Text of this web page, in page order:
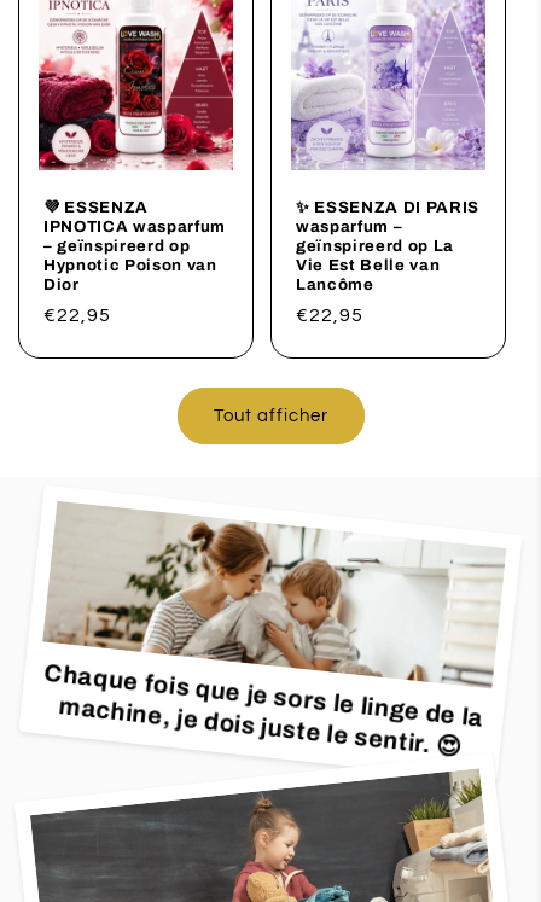
💜 ESSENZA
IPNOTICA wasparfum
– geïnspireerd op
Hypnotic Poison van
Dior
Prix
€22,95
✨ ESSENZA DI PARIS
wasparfum –
geïnspireerd op La
Vie Est Belle van
Lancôme
Prix
€22,95
Tout afficher
Chaque fois que je sors le linge de la
machine, je dois juste le sentir. 😍